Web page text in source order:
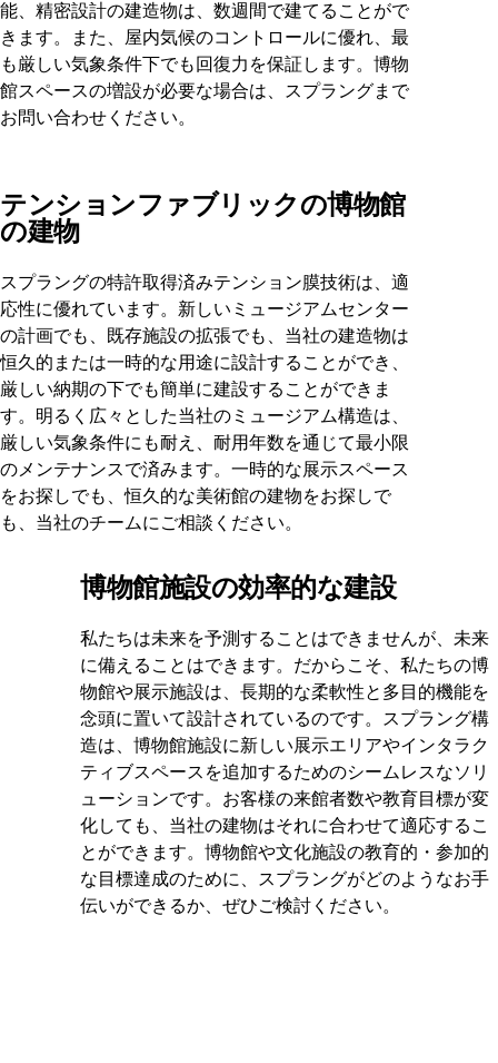
能、精密設計の建造物は、数週間で建てることがで
きます。また、屋内気候のコントロールに優れ、最
も厳しい気象条件下でも回復力を保証します。博物
館スペースの増設が必要な場合は、スプラングまで
お問い合わせください。
テンションファブリックの博物館
の建物
スプラングの特許取得済みテンション膜技術は、適
応性に優れています。新しいミュージアムセンター
の計画でも、既存施設の拡張でも、当社の建造物は
恒久的または一時的な用途に設計することができ、
厳しい納期の下でも簡単に建設することができま
す。明るく広々とした当社のミュージアム構造は、
厳しい気象条件にも耐え、耐用年数を通じて最小限
のメンテナンスで済みます。一時的な展示スペース
をお探しでも、恒久的な美術館の建物をお探しで
も、当社のチームにご相談ください。
博物館施設の効率的な建設
私たちは未来を予測することはできませんが、未来
に備えることはできます。だからこそ、私たちの博
物館や展示施設は、長期的な柔軟性と多目的機能を
念頭に置いて設計されているのです。スプラング構
造は、博物館施設に新しい展示エリアやインタラク
ティブスペースを追加するためのシームレスなソリ
ューションです。お客様の来館者数や教育目標が変
化しても、当社の建物はそれに合わせて適応するこ
とができます。博物館や文化施設の教育的・参加的
な目標達成のために、スプラングがどのようなお手
伝いができるか、ぜひご検討ください。